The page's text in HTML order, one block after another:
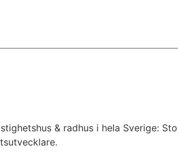
& radhus i hela Sverige: